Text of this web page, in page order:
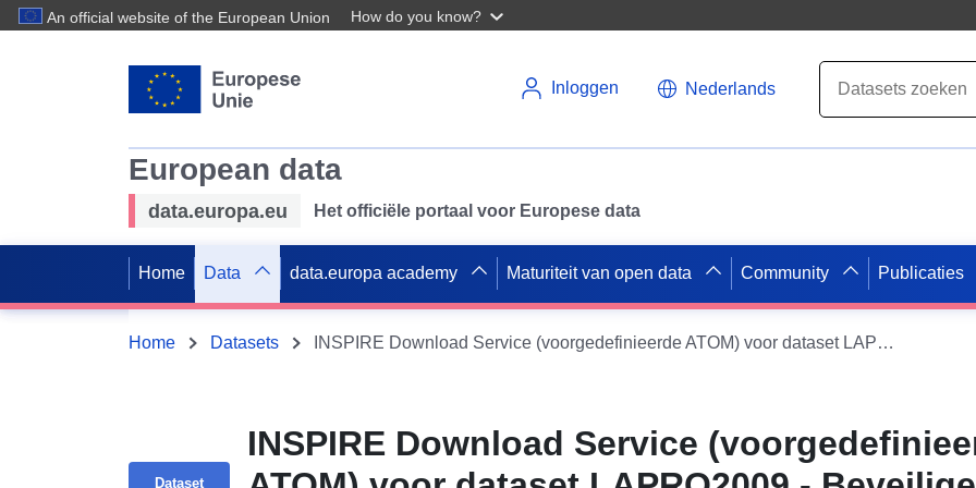
An official website of the European Union How do you know?
Inloggen Nederlands
European data
data.europa.eu Het officiële portaal voor Europese data
Home Data data.europa academy Maturiteit van open data Community Publicaties
Home Datasets INSPIRE Download Service (voorgedefinieerde ATOM) voor dataset LAPRO2009 - Beveiligen van nabij-natuurlijke waterlopen
Dataset
INSPIRE Download Service